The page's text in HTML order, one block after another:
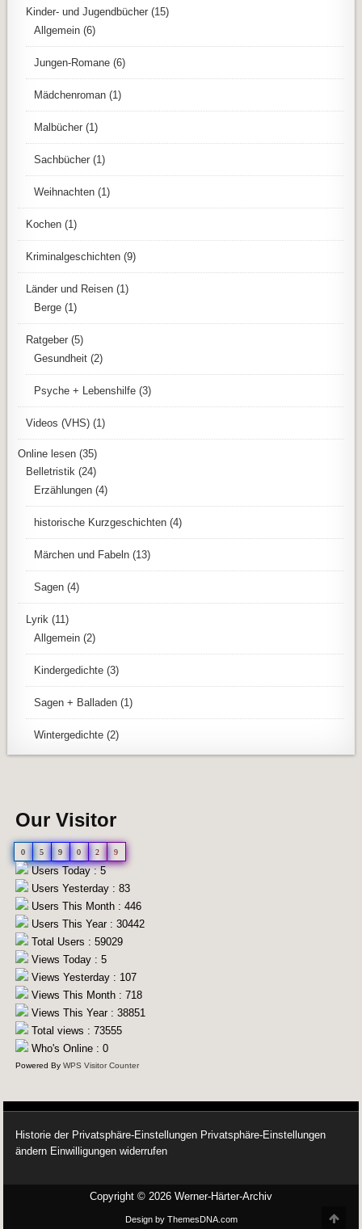
Kinder- und Jugendbücher (15)
Allgemein (6)
Jungen-Romane (6)
Mädchenroman (1)
Malbücher (1)
Sachbücher (1)
Weihnachten (1)
Kochen (1)
Kriminalgeschichten (9)
Länder und Reisen (1)
Berge (1)
Ratgeber (5)
Gesundheit (2)
Psyche + Lebenshilfe (3)
Videos (VHS) (1)
Online lesen (35)
Belletristik (24)
Erzählungen (4)
historische Kurzgeschichten (4)
Märchen und Fabeln (13)
Sagen (4)
Lyrik (11)
Allgemein (2)
Kindergedichte (3)
Sagen + Balladen (1)
Wintergedichte (2)
Our Visitor
0 5 9 0 2 9
Users Today : 5
Users Yesterday : 83
Users This Month : 446
Users This Year : 30442
Total Users : 59029
Views Today : 5
Views Yesterday : 107
Views This Month : 718
Views This Year : 38851
Total views : 73555
Who's Online : 0
Powered ByWPS Visitor Counter
Historie der Privatsphäre-Einstellungen Privatsphäre-Einstellungen
ändern Einwilligungen widerrufen
Copyright © 2026 Werner-Härter-Archiv
Design by ThemesDNA.com